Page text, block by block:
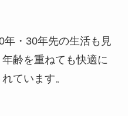
年・30年先の生活も見
齢を重ねても快適に
ています。